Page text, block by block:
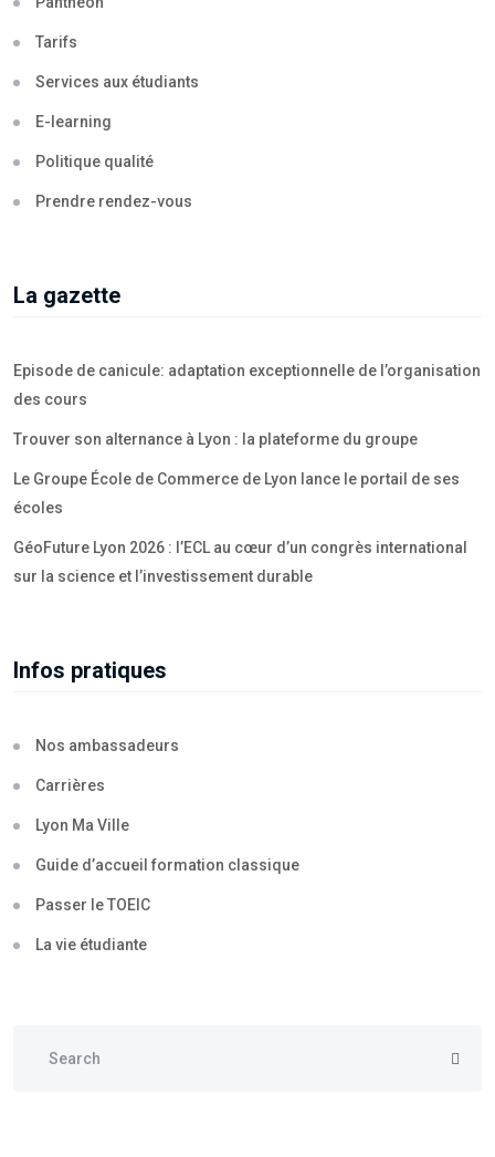
Tarifs
Services aux étudiants
E-learning
Politique qualité
Prendre rendez-vous
La gazette
Episode de canicule: adaptation exceptionnelle de l’organisation
des cours
Trouver son alternance à Lyon : la plateforme du groupe
Le Groupe École de Commerce de Lyon lance le portail de ses
écoles
GéoFuture Lyon 2026 : l’ECL au cœur d’un congrès international
sur la science et l’investissement durable
Infos pratiques
Nos ambassadeurs
Carrières
Lyon Ma Ville
Guide d’accueil formation classique
Passer le TOEIC
La vie étudiante